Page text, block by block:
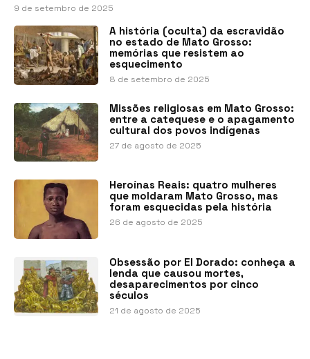
9 de setembro de 2025
A história (oculta) da escravidão
no estado de Mato Grosso:
memórias que resistem ao
esquecimento
8 de setembro de 2025
Missões religiosas em Mato Grosso:
entre a catequese e o apagamento
cultural dos povos indígenas
27 de agosto de 2025
Heroínas Reais: quatro mulheres
que moldaram Mato Grosso, mas
foram esquecidas pela história
26 de agosto de 2025
Obsessão por El Dorado: conheça a
lenda que causou mortes,
desaparecimentos por cinco
séculos
21 de agosto de 2025